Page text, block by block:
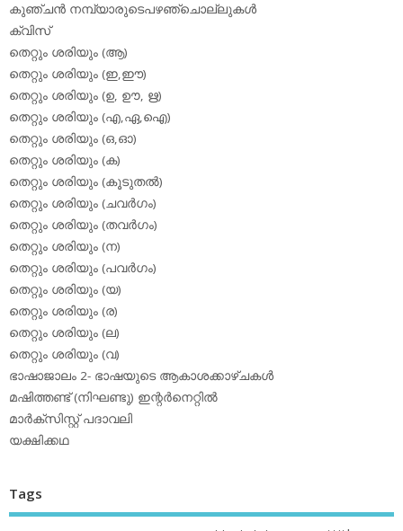
കുഞ്ചന്‍ നമ്പ്യാരുടെപഴഞ്ചൊല്ലുകള്‍
ക്വിസ്
തെറ്റും ശരിയും (ആ)
തെറ്റും ശരിയും (ഇ,ഈ)
തെറ്റും ശരിയും (ഉ, ഊ, ഋ)
തെറ്റും ശരിയും (എ,ഏ,ഐ)
തെറ്റും ശരിയും (ഒ,ഓ)
തെറ്റും ശരിയും (ക)
തെറ്റും ശരിയും (കൂടുതല്‍)
തെറ്റും ശരിയും (ചവര്‍ഗം)
തെറ്റും ശരിയും (തവര്‍ഗം)
തെറ്റും ശരിയും (ന)
തെറ്റും ശരിയും (പവര്‍ഗം)
തെറ്റും ശരിയും (യ)
തെറ്റും ശരിയും (ര)
തെറ്റും ശരിയും (ല)
തെറ്റും ശരിയും (വ)
ഭാഷാജാലം 2- ഭാഷയുടെ ആകാശക്കാഴ്ചകള്‍
മഷിത്തണ്ട് (നിഘണ്ടു) ഇന്റര്‍നെറ്റില്‍
മാര്‍ക്‌സിസ്റ്റ് പദാവലി
യക്ഷിക്കഥ
Tags